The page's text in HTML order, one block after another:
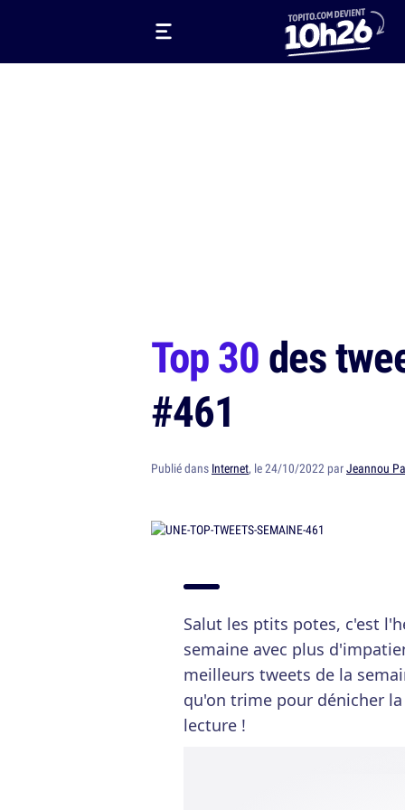
Top 30des
#461
Publié dans Internet, le 24/10/2022 parJeannou
Salut les ptits potes, c'est
semaine avec plus
meilleurs tweets de la
qu'on trime pour dénicher
lecture !